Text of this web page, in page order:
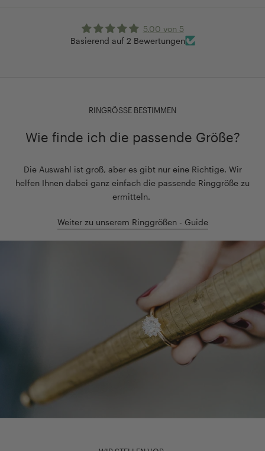
5.00 von 5
Basierend auf 2 Bewertungen
RINGRÖSSE BESTIMMEN
Wie finde ich die passende Größe?
Die Auswahl ist groß, aber es gibt nur eine Richtige. Wir
helfen Ihnen dabei ganz einfach die passende Ringgröße zu
ermitteln.
Weiter zu unserem Ringgrößen - Guide